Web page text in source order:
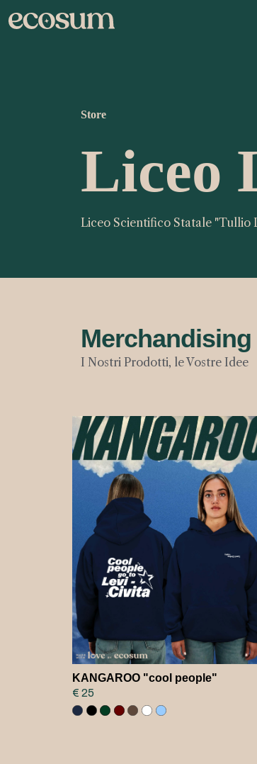
Store
Liceo
Liceo Scientifico Statale "Tullio
Merchandising
I Nostri Prodotti, le Vostre Idee
KANGAROO "cool people"
€ 25